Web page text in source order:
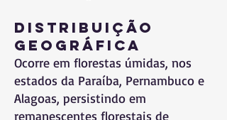
Distribuição
Geográfica
Ocorre em florestas úmidas, nos
estados da Paraíba, Pernambuco e
Alagoas, persistindo em
remanescentes florestais de